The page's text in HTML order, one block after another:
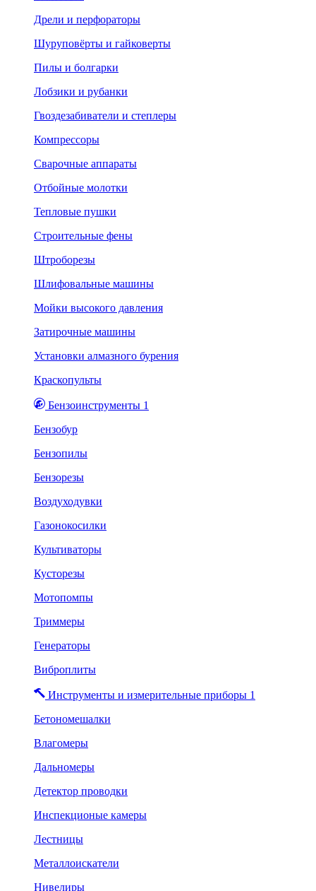
Дрели и перфораторы
Шуруповёрты и гайковерты
Пилы и болгарки
Лобзики и рубанки
Гвоздезабиватели и степлеры
Компрессоры
Сварочные аппараты
Отбойные молотки
Тепловые пушки
Строительные фены
Штроборезы
Шлифовальные машины
Мойки высокого давления
Затирочные машины
Установки алмазного бурения
Краскопульты
Бензоинструменты 1
Бензобур
Бензопилы
Бензорезы
Воздуходувки
Газонокосилки
Культиваторы
Кусторезы
Мотопомпы
Триммеры
Генераторы
Виброплиты
Инструменты и измерительные приборы 1
Бетономешалки
Влагомеры
Дальномеры
Детектор проводки
Инспекционые камеры
Лестницы
Металлоискатели
Нивелиры